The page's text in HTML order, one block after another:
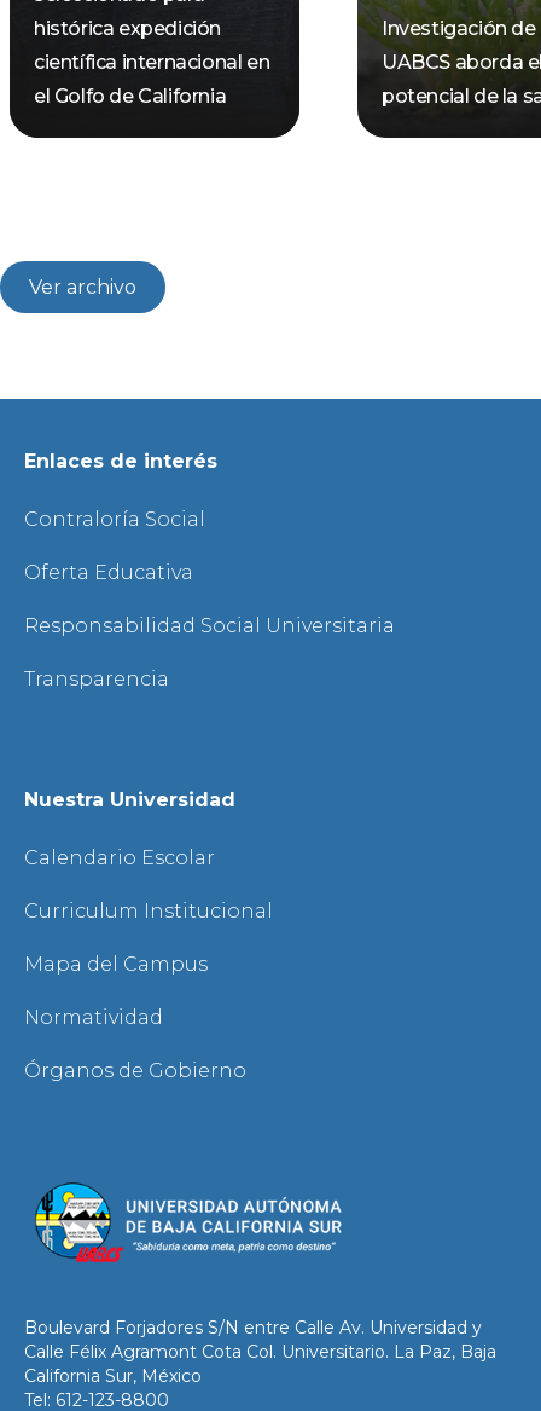
histórica expedición
científica internacional en
el Golfo de California
Investigación de
UABCS aborda
potencial de la
Ver archivo
Enlaces de interés
Contraloría Social
Oferta Educativa
Responsabilidad Social Universitaria
Transparencia
Nuestra Universidad
Calendario Escolar
Curriculum Institucional
Mapa del Campus
Normatividad
Órganos de Gobierno
Boulevard Forjadores S/N entre Calle Av. Universidad y
Calle Félix Agramont Cota Col. Universitario. La Paz, Baja
California Sur, México
Tel: 612-123-8800